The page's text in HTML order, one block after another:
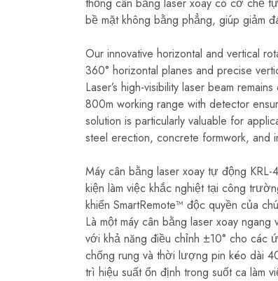
bề mặt không bằng phẳng, giúp giảm
Our innovative horizontal and vertical
360° horizontal planes and precise
Laser’s high-visibility laser beam
800m working range with detector
solution is particularly valuable for
steel erection, concrete formwork, and
Máy cân bằng laser xoay tự động
kiện làm việc khắc nghiệt tại công
khiển SmartRemote™ độc quyền của
Là một máy cân bằng laser xoay
với khả năng điều chỉnh ±10° cho các
chống rung và thời lượng pin kéo dài
trì hiệu suất ổn định trong suốt ca làm